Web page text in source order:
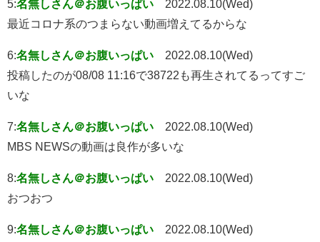
5:名無しさん＠お腹いっぱい
2022.08.10(Wed)
最近コロナ系のつまらない動画増えてるからな
6:名無しさん＠お腹いっぱい
2022.08.10(Wed)
投稿したのが08/08 11:16で38722も再生されてるってすご
いな
7:名無しさん＠お腹いっぱい
2022.08.10(Wed)
MBS NEWSの動画は良作が多いな
8:名無しさん＠お腹いっぱい
2022.08.10(Wed)
おつおつ
9:名無しさん＠お腹いっぱい
2022.08.10(Wed)